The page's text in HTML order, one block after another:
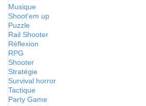
Musique
Shoot'em up
Puzzle
Rail Shooter
Réflexion
RPG
Shooter
Stratégie
Survival horror
Tactique
Party Game